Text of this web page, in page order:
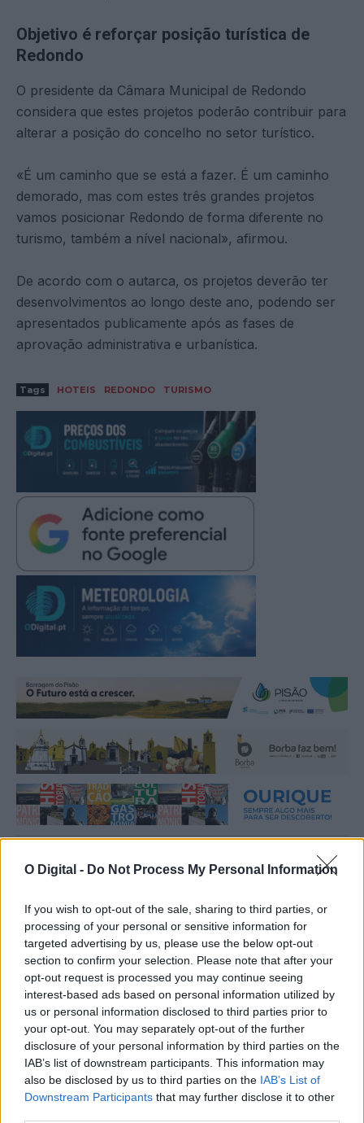
O Digital - Do Not Process My Personal Information
If you wish to opt-out of the sale, sharing to third parties, or
processing of your personal or sensitive information for
targeted advertising by us, please use the below opt-out
section to confirm your selection. Please note that after your
opt-out request is processed you may continue seeing
interest-based ads based on personal information utilized by
us or personal information disclosed to third parties prior to
your opt-out. You may separately opt-out of the further
disclosure of your personal information by third parties on the
IAB’s list of downstream participants. This information may
also be disclosed by us to third parties on the IAB’s List of
Downstream Participants that may further disclose it to other
Objetivo é reforçar posição turística de
Redondo
O presidente da Câmara Municipal de Redondo
considera que estes projetos poderão contribuir para
alterar a posição do concelho no setor turístico.
«É um caminho que se está a fazer. É um caminho
demorado, mas com estes três grandes projetos
vamos posicionar Redondo de forma diferente no
turismo, também a nível nacional», afirmou.
De acordo com o autarca, os projetos deverão ter
desenvolvimentos ao longo deste ano, podendo ser
apresentados publicamente após as fases de
aprovação administrativa e urbanística.
Tags HOTEIS REDONDO TURISMO
Mais notícias